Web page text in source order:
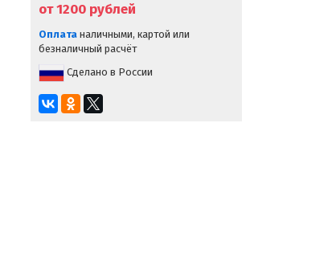
от 1200 рублей
Оплата наличными, картой или
безналичный расчёт
Сделано в России